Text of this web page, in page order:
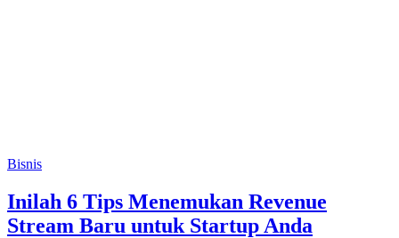
Bisnis
Inilah 6 Tips Menemukan Revenue
Stream Baru untuk Startup Anda